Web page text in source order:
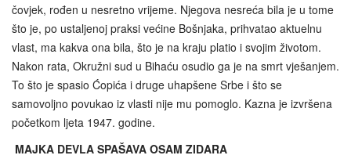
čovjek, rođen u nesretno vrijeme. Njegova nesreća bila je u tome
što je, po ustaljenoj praksi većine Bošnjaka, prihvatao aktuelnu
vlast, ma kakva ona bila, što je na kraju platio i svojim životom.
Nakon rata, Okružni sud u Bihaću osudio ga je na smrt vješanjem.
To što je spasio Ćopića i druge uhapšene Srbe i što se
samovoljno povukao iz vlasti nije mu pomoglo. Kazna je izvršena
početkom ljeta 1947. godine.
MAJKA DEVLA SPAŠAVA OSAM ZIDARA